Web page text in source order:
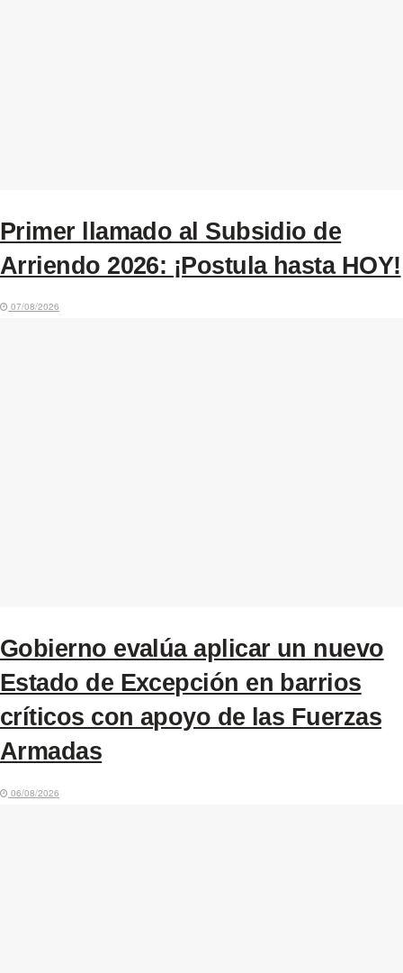
Primer llamado al Subsidio de
Arriendo 2026: ¡Postula hasta HOY!
07/08/2026
Gobierno evalúa aplicar un nuevo
Estado de Excepción en barrios
críticos con apoyo de las Fuerzas
Armadas
06/08/2026